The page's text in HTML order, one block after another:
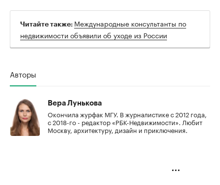
Читайте также: Международные консультанты по
недвижимости объявили об уходе из России
Авторы
Вера Лунькова
Окончила журфак МГУ. В журналистике с 2012 года,
с 2018-го - редактор «РБК-Недвижимости». Любит
Москву, архитектуру, дизайн и приключения.